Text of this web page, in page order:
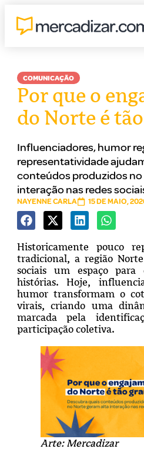
COMUNICAÇÃO
Por que o
do Norte é
Influenciadores, humor
representatividade
conteúdos produzidos
interação nas redes
NAYENNE CARLA 15 DE MAIO,
Historicamente pouco
tradicional, a região
sociais um espaço para
histórias. Hoje,
humor transformam o
virais, criando uma
marcada pela
participação coletiva.
Arte: Mercadizar